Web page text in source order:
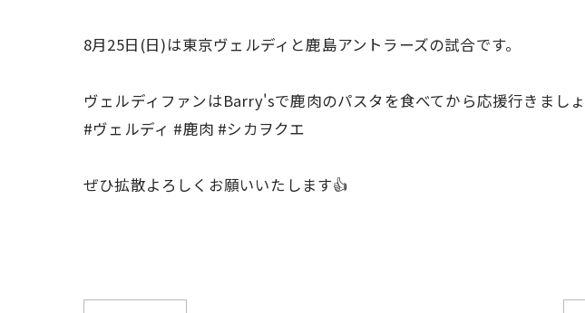
8月25日(日)は東京ヴェルディと鹿島アントラーズの試合です。
ヴェルディファンはBarry'sで鹿肉のパスタを食べてから応援行きまし
#ヴェルディ #鹿肉 #シカヲクエ
ぜひ拡散よろしくお願いいたします👍